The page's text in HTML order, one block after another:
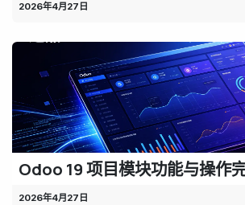
2026年4月27日
Odoo 19 项目模块功能与操作
2026年4月27日